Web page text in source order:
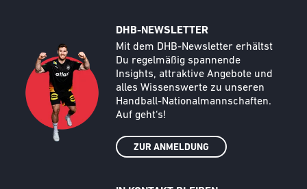
DHB-NEWSLETTER
Text
Mit dem DHB-Newsletter erhältst
Du regelmäßig spannende
Insights, attraktive Angebote und
alles Wissenswerte zu unseren
Handball-Nationalmannschaften.
Auf geht‘s!
ZUR ANMELDUNG